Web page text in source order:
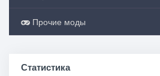
Прочие моды
Статистика